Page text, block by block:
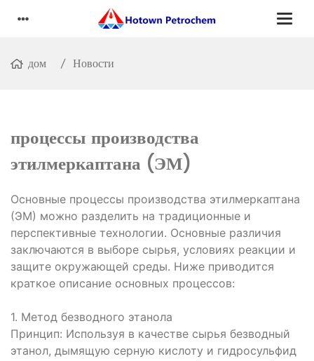
дом Новости
процессы производства
этилмеркаптана (ЭМ)
Основные процессы производства этилмеркаптана
(ЭМ) можно разделить на традиционные и
перспективные технологии. Основные различия
заключаются в выборе сырья, условиях реакции и
защите окружающей среды. Ниже приводится
краткое описание основных процессов:
1. Метод безводного этанола
Принцип: Используя в качестве сырья безводный
этанол, дымящую серную кислоту и гидросульфид